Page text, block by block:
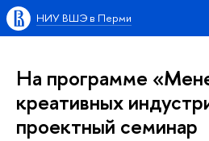
НИУ ВШЭ в Перми
На программе
креативных
проектный семинар